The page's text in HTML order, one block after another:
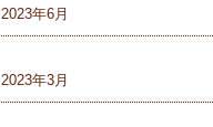
2023年6月
2023年3月